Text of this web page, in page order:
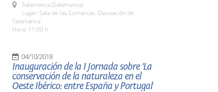
Salamanca (Salamanca)
Lugar: Sala de las Comarcas. Diputación de
Salamanca
Hora: 11:00 h.
04/10/2018
Inauguración de la I Jornada sobre 'La
conservación de la naturaleza en el
Oeste Ibérico: entre España y Portugal'